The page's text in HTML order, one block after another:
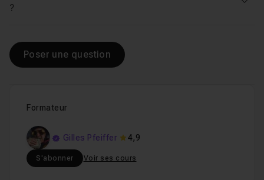
Formateur
Gilles Pfeiffer 4,9
S'abonner Voir ses cours
?
Poser une question